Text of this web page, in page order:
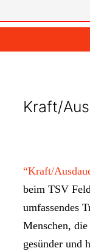
Kraft/
“Kraft/
beim TSV
umfassendes
Menschen,
gesünder und